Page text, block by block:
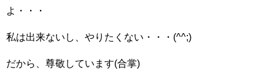
よ・・・
私は出来ないし、やりたくない・・・(^^;)
だから、尊敬しています(合掌)